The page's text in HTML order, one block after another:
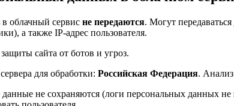
в облачный сервис не передаются. Могут
а также IP-адрес пользователя.
сайта от ботов и угроз.
для обработки: Российская Федерация.
не сохраняются (логи персональных данных не